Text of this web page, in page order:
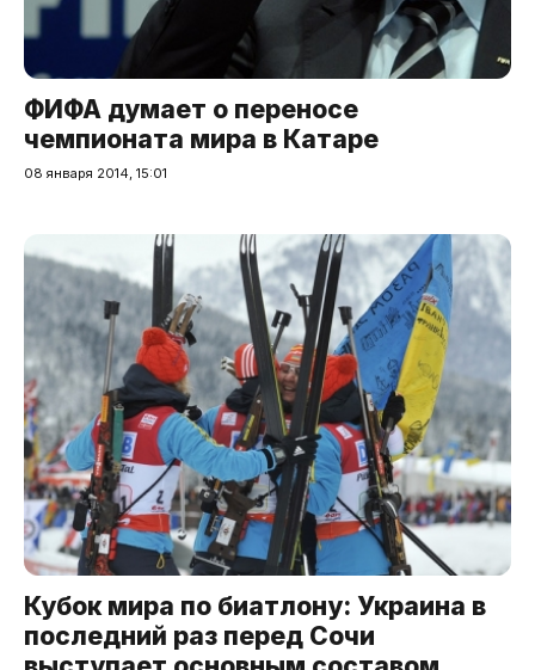
ФИФА думает о переносе
чемпионата мира в Катаре
08 января 2014, 15:01
Кубок мира по биатлону: Украина в
последний раз перед Сочи